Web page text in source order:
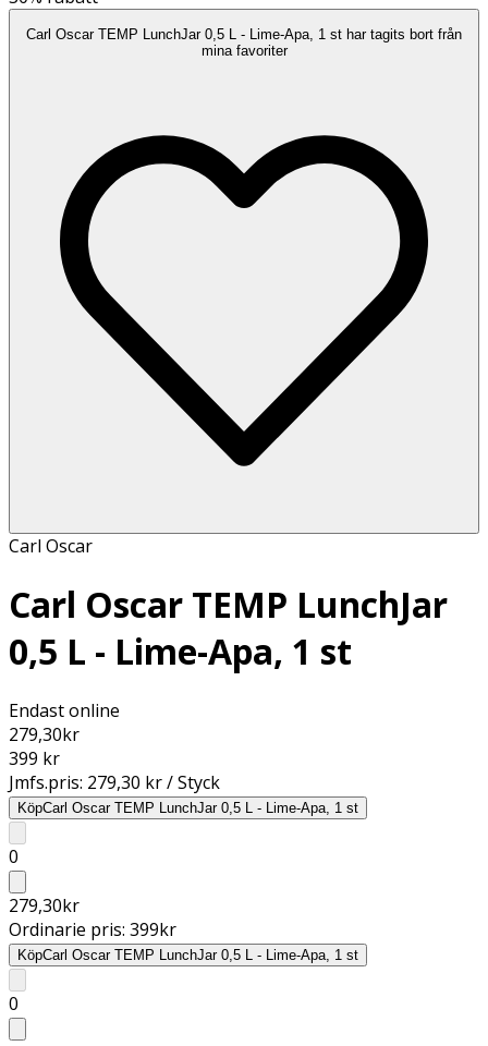
Carl Oscar TEMP LunchJar 0,5 L - Lime-Apa, 1 st har tagits bort från
mina favoriter
Carl Oscar
Carl Oscar TEMP LunchJar
0,5 L - Lime-Apa, 1 st
Endast online
279,30kr
399 kr
Jmfs.pris: 279,30 kr / Styck
KöpCarl Oscar TEMP LunchJar 0,5 L - Lime-Apa, 1 st
0
279,30kr
Ordinarie pris: 399kr
KöpCarl Oscar TEMP LunchJar 0,5 L - Lime-Apa, 1 st
0